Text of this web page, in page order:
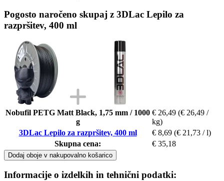
Pogosto naročeno skupaj z 3DLac Lepilo za
razpršitev, 400 ml
Nobufil PETG Matt Black, 1,75 mm / 1000
g
€ 26,49 (€ 26,49 /
kg)
3DLac Lepilo za razpršitev, 400 ml
€ 8,69 (€ 21,73 / l)
Skupna cena:
€ 35,18
Dodaj oboje v nakupovalno košarico
Informacije o izdelkih in tehnični podatki: